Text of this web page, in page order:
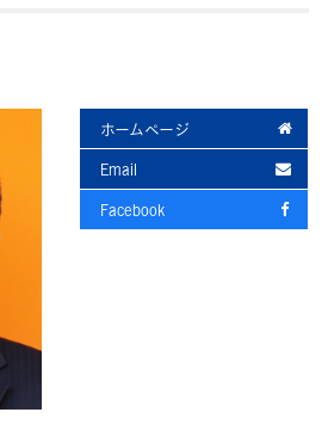
ホームページ
Email
Facebook